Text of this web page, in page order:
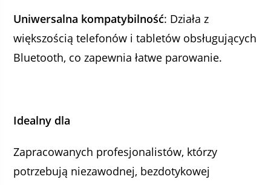
Uniwersalna kompatybilność: Działa z
większością telefonów i tabletów obsługujących
Bluetooth, co zapewnia łatwe parowanie.
Idealny dla
Zapracowanych profesjonalistów, którzy
potrzebują niezawodnej, bezdotykowej